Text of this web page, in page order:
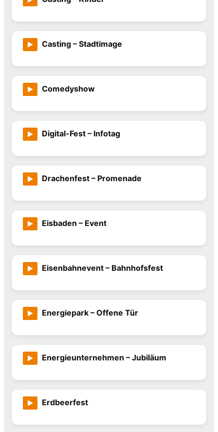
Casting – Stadtimage
Comedyshow
Digital-Fest – Infotag
Drachenfest – Promenade
Eisbaden – Event
Eisenbahnevent – Bahnhofsfest
Energiepark – Offene Tür
Energieunternehmen – Jubiläum
Erdbeerfest